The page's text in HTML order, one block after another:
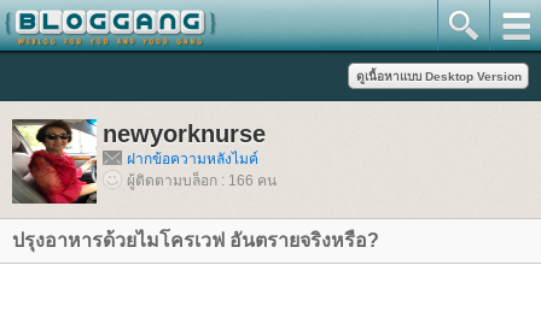
newyorknurse
ฝากข้อความหลังไมค์
ผู้ติดตามบล็อก : 166 คน
ปรุงอาหารด้วยไมโครเวฟ อันตรายจริงหรือ?